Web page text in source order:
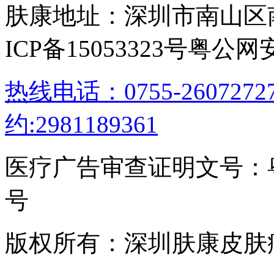
肤康地址：深圳市南山
ICP备15053323号粤公网
热线电话：0755-
约:2981189361
医疗广告审查证明文号
号
版权所有：深圳肤康皮